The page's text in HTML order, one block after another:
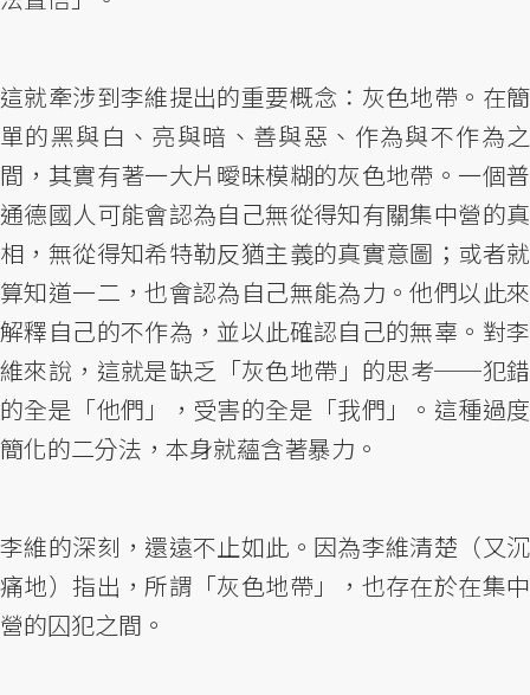
這就牽涉到李維提出的重要概念：灰色地帶。在簡
單的黑與白、亮與暗、善與惡、作為與不作為之
間，其實有著一大片曖昧模糊的灰色地帶。一個普
通德國人可能會認為自己無從得知有關集中營的真
相，無從得知希特勒反猶主義的真實意圖；或者就
算知道一二，也會認為自己無能為力。他們以此來
解釋自己的不作為，並以此確認自己的無辜。對李
維來說，這就是缺乏「灰色地帶」的思考──犯錯
的全是「他們」，受害的全是「我們」。這種過度
簡化的二分法，本身就蘊含著暴力。
李維的深刻，還遠不止如此。因為李維清楚（又沉
痛地）指出，所謂「灰色地帶」，也存在於在集中
營的囚犯之間。